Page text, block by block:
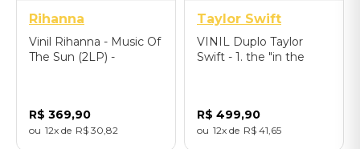
Rihanna
Vinil Rihanna - Music Of
The Sun (2LP) -
R$ 369,90
12 R$ 30 82
Taylor Swift
VINIL Duplo Taylor
Swift - 1. the "in the
R$ 499,90
12 R$ 41 65